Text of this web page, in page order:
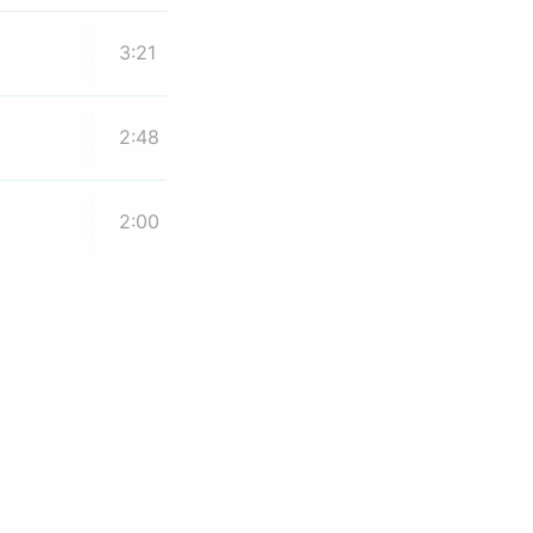
3:21
2:48
2:00